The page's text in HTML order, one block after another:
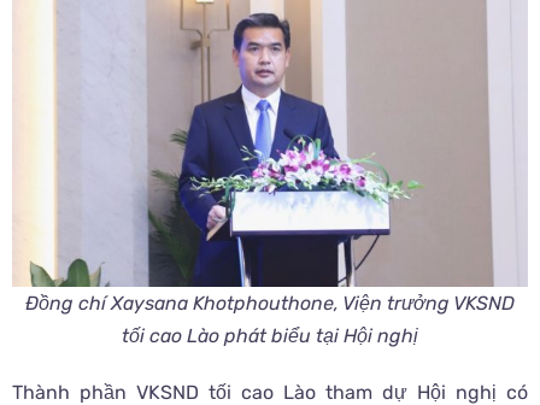
Đồng chí Xaysana Khotphouthone, Viện trưởng VKSND
tối cao Lào phát biểu tại Hội nghị
Thành phần VKSND tối cao Lào tham dự Hội nghị có